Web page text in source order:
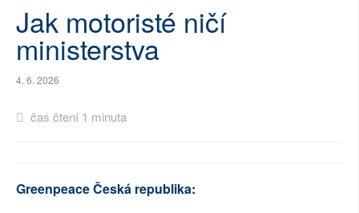
Jak motoristé ničí
ministerstva
4. 6. 2026
čas čtení 1 minuta
Greenpeace Česká republika: